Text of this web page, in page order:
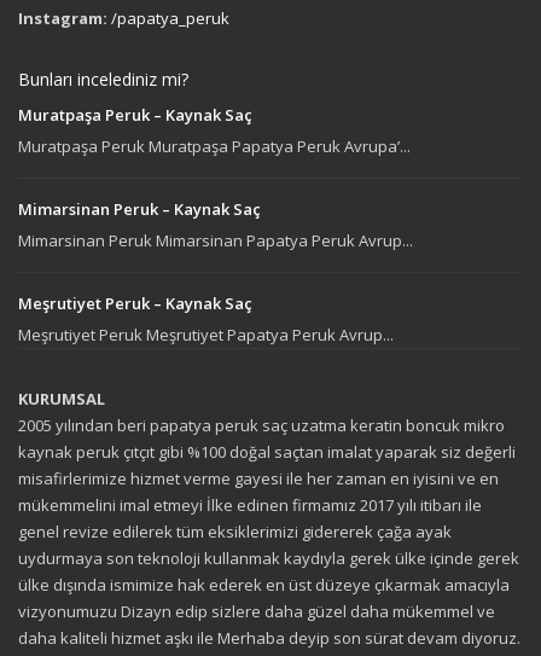
Instagram: /papatya_peruk
Bunları incelediniz mi?
Muratpaşa Peruk – Kaynak Saç
Muratpaşa Peruk Muratpaşa Papatya Peruk Avrupa’...
Mimarsinan Peruk – Kaynak Saç
Mimarsinan Peruk Mimarsinan Papatya Peruk Avrup...
Meşrutiyet Peruk – Kaynak Saç
Meşrutiyet Peruk Meşrutiyet Papatya Peruk Avrup...
KURUMSAL
2005 yılından beri papatya peruk saç uzatma keratin boncuk mikro
kaynak peruk çıtçıt gibi %100 doğal saçtan imalat yaparak siz değerli
misafirlerimize hizmet verme gayesi ile her zaman en iyisini ve en
mükemmelini imal etmeyi İlke edinen firmamız 2017 yılı itibarı ile
genel revize edilerek tüm eksiklerimizi gidererek çağa ayak
uydurmaya son teknoloji kullanmak kaydıyla gerek ülke içinde gerek
ülke dışında ismimize hak ederek en üst düzeye çıkarmak amacıyla
vizyonumuzu Dizayn edip sizlere daha güzel daha mükemmel ve
daha kaliteli hizmet aşkı ile Merhaba deyip son sürat devam diyoruz.